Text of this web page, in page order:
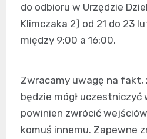
do odbioru w Urzędzie
Klimczaka 2) od 21 do 23
między 9:00 a 16:00.
Zwracamy uwagę na fakt,
będzie mógł uczestniczyć
powinien zwrócić
komuś innemu. Zapewne